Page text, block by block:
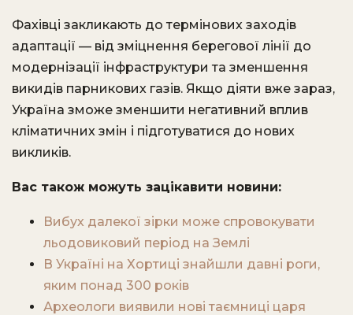
Фахівці закликають до термінових заходів
адаптації — від зміцнення берегової лінії до
модернізації інфраструктури та зменшення
викидів парникових газів. Якщо діяти вже зараз,
Україна зможе зменшити негативний вплив
кліматичних змін і підготуватися до нових
викликів.
Вас також можуть зацікавити новини:
Вибух далекої зірки може спровокувати
льодовиковий період на Землі
В Україні на Хортиці знайшли давні роги,
яким понад 300 років
Археологи виявили нові таємниці царя